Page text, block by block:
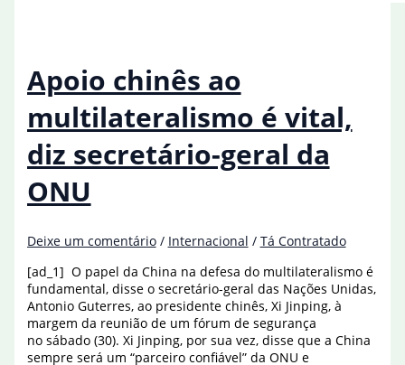
Apoio chinês ao
multilateralismo é vital,
diz secretário-geral da
ONU
Deixe um comentário / Internacional / Tá Contratado
[ad_1] O papel da China na defesa do multilateralismo é
fundamental, disse o secretário-geral das Nações Unidas,
Antonio Guterres, ao presidente chinês, Xi Jinping, à
margem da reunião de um fórum de segurança
no sábado (30). Xi Jinping, por sua vez, disse que a China
sempre será um “parceiro confiável” da ONU e